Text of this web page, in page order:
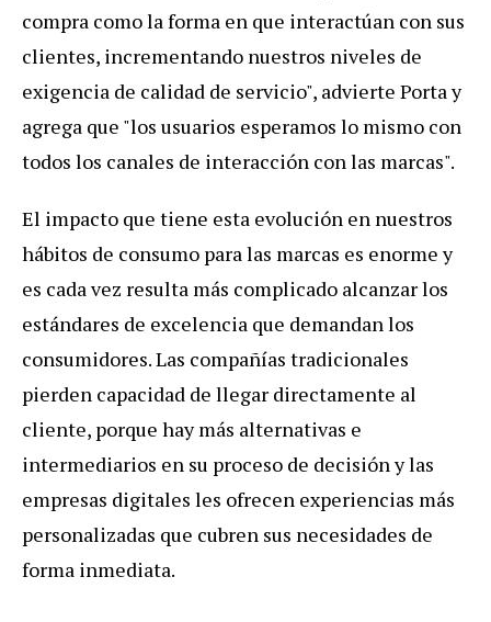
compra como la forma en que interactúan con sus
clientes, incrementando nuestros niveles de
exigencia de calidad de servicio", advierte Porta y
agrega que "los usuarios esperamos lo mismo con
todos los canales de interacción con las marcas".
El impacto que tiene esta evolución en nuestros
hábitos de consumo para las marcas es enorme y
es cada vez resulta más complicado alcanzar los
estándares de excelencia que demandan los
consumidores. Las compañías tradicionales
pierden capacidad de llegar directamente al
cliente, porque hay más alternativas e
intermediarios en su proceso de decisión y las
empresas digitales les ofrecen experiencias más
personalizadas que cubren sus necesidades de
forma inmediata.